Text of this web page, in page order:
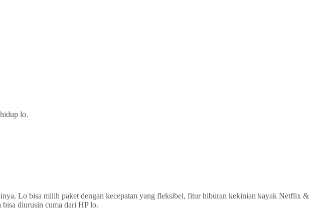
lo.
Lo bisa milih paket dengan kecepatan yang fleksibel, fitur hiburan kekinian kayak Netflix &
diurusin cuma dari HP lo.